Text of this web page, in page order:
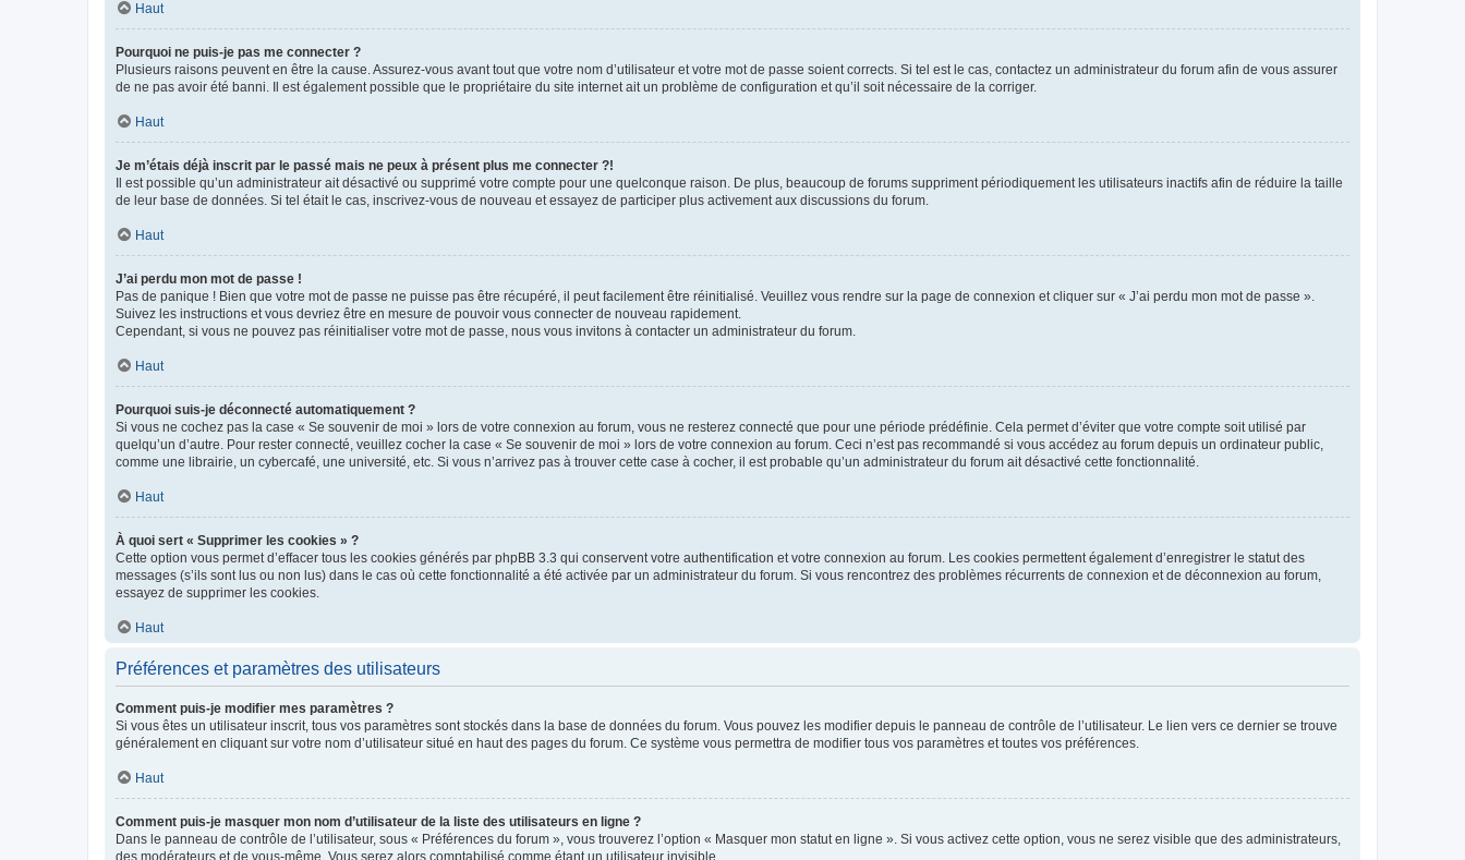
Haut
Pourquoi ne puis-je pas me connecter ?
Plusieurs raisons peuvent en être la cause. Assurez-vous avant tout que votre nom d’utilisateur et votre mot de passe soient corrects. Si tel est le cas, contactez un administrateur du forum afin de vous assurer
de ne pas avoir été banni. Il est également possible que le propriétaire du site internet ait un problème de configuration et qu’il soit nécessaire de la corriger.
Haut
Je m’étais déjà inscrit par le passé mais ne peux à présent plus me connecter ?!
Il est possible qu’un administrateur ait désactivé ou supprimé votre compte pour une quelconque raison. De plus, beaucoup de forums suppriment périodiquement les utilisateurs inactifs afin de réduire la taille
de leur base de données. Si tel était le cas, inscrivez-vous de nouveau et essayez de participer plus activement aux discussions du forum.
Haut
J’ai perdu mon mot de passe !
Pas de panique ! Bien que votre mot de passe ne puisse pas être récupéré, il peut facilement être réinitialisé. Veuillez vous rendre sur la page de connexion et cliquer sur « J’ai perdu mon mot de passe ».
Suivez les instructions et vous devriez être en mesure de pouvoir vous connecter de nouveau rapidement.
Cependant, si vous ne pouvez pas réinitialiser votre mot de passe, nous vous invitons à contacter un administrateur du forum.
Haut
Pourquoi suis-je déconnecté automatiquement ?
Si vous ne cochez pas la case « Se souvenir de moi » lors de votre connexion au forum, vous ne resterez connecté que pour une période prédéfinie. Cela permet d’éviter que votre compte soit utilisé par
quelqu’un d’autre. Pour rester connecté, veuillez cocher la case « Se souvenir de moi » lors de votre connexion au forum. Ceci n’est pas recommandé si vous accédez au forum depuis un ordinateur public,
comme une librairie, un cybercafé, une université, etc. Si vous n’arrivez pas à trouver cette case à cocher, il est probable qu’un administrateur du forum ait désactivé cette fonctionnalité.
Haut
À quoi sert « Supprimer les cookies » ?
Cette option vous permet d’effacer tous les cookies générés par phpBB 3.3 qui conservent votre authentification et votre connexion au forum. Les cookies permettent également d’enregistrer le statut des
messages (s’ils sont lus ou non lus) dans le cas où cette fonctionnalité a été activée par un administrateur du forum. Si vous rencontrez des problèmes récurrents de connexion et de déconnexion au forum,
essayez de supprimer les cookies.
Haut
Préférences et paramètres des utilisateurs
Comment puis-je modifier mes paramètres ?
Si vous êtes un utilisateur inscrit, tous vos paramètres sont stockés dans la base de données du forum. Vous pouvez les modifier depuis le panneau de contrôle de l’utilisateur. Le lien vers ce dernier se trouve
généralement en cliquant sur votre nom d’utilisateur situé en haut des pages du forum. Ce système vous permettra de modifier tous vos paramètres et toutes vos préférences.
Haut
Comment puis-je masquer mon nom d’utilisateur de la liste des utilisateurs en ligne ?
Dans le panneau de contrôle de l’utilisateur, sous « Préférences du forum », vous trouverez l’option « Masquer mon statut en ligne ». Si vous activez cette option, vous ne serez visible que des administrateurs,
des modérateurs et de vous-même. Vous serez alors comptabilisé comme étant un utilisateur invisible.